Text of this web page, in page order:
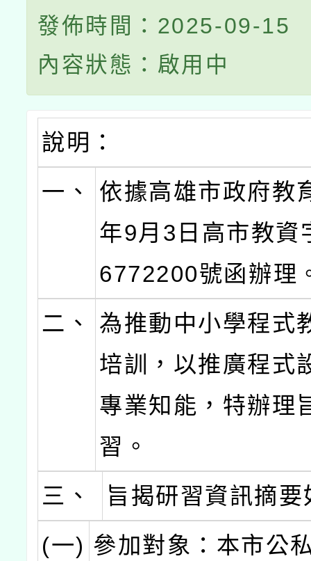
發佈時間：2025-09-15
內容狀態：啟用中
說明：
一、
依據高雄市政府教
年9月3日高市教資
6772200號函辦理
二、
為推動中小學程式
培訓，以推廣程式
專業知能，特辦理
習。
三、
旨揭研習資訊摘要
(一) 參加對象：本市公